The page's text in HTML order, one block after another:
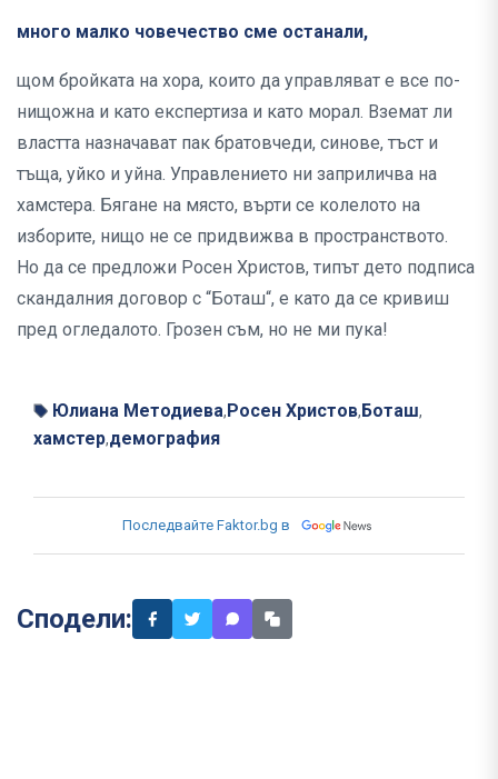
много малко човечество сме останали,
щом бройката на хора, които да управляват е все по-
нищожна и като експертиза и като морал. Вземат ли
властта назначават пак братовчеди, синове, тъст и
тъща, уйко и уйна. Управлението ни заприличва на
хамстера. Бягане на място, върти се колелото на
изборите, нищо не се придвижва в пространството.
Но да се предложи Росен Христов, типът дето подписа
скандалния договор с “Боташ“, е като да се кривиш
пред огледалото. Грозен съм, но не ми пука!
Юлиана Методиева, Росен Христов, Боташ,
хамстер,демография
Последвайте Faktor.bg в
Сподели: